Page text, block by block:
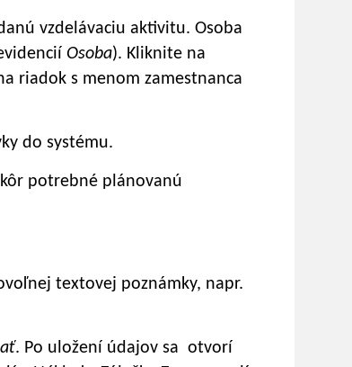
vzdelávaciu aktivitu. Osoba
Osoba). Kliknite na
riadok s menom zamestnanca
do systému.
potrebné plánovanú
textovej poznámky, napr.
. Po uložení údajov sa otvorí